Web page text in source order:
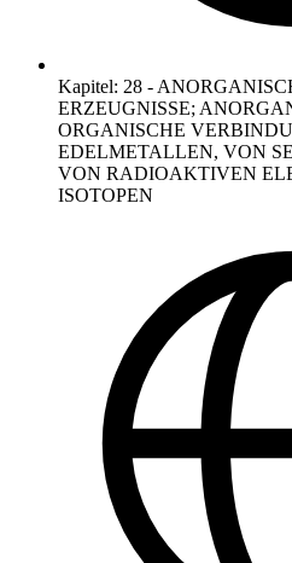
Kapitel: 28 -
ERZEUGNISSE;
ORGANISCHE
EDELMETALLEN, VON
VON RADIOAKTIVEN
ISOTOPEN